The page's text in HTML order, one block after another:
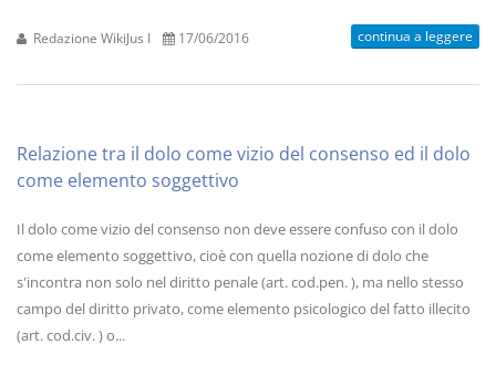
Redazione WikiJus I 17/06/2016 continua a leggere
Relazione tra il dolo come vizio del consenso ed il dolo
come elemento soggettivo
Il dolo come vizio del consenso non deve essere confuso con il dolo
come elemento soggettivo, cioè con quella nozione di dolo che
s'incontra non solo nel diritto penale (art. cod.pen. ), ma nello stesso
campo del diritto privato, come elemento psicologico del fatto illecito
(art. cod.civ. ) o...